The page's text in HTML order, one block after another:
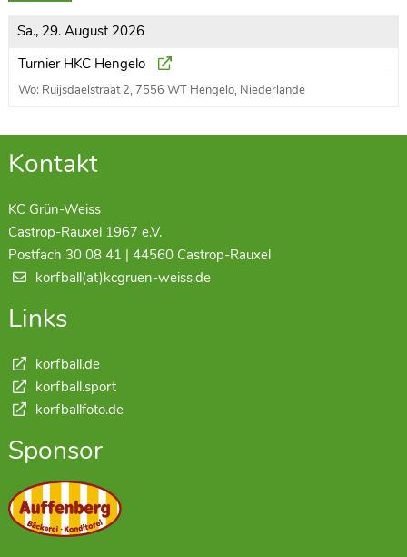
Sa., 29. August 2026
Turnier HKC Hengelo
Wo: Ruijsdaelstraat 2, 7556 WT Hengelo, Niederlande
Kontakt
KC Grün-Weiss
Castrop-Rauxel 1967 e.V.
Postfach 30 08 41 | 44560 Castrop-Rauxel
korfball(at)kcgruen-weiss.de
Links
korfball.de
korfball.sport
korfballfoto.de
Sponsor